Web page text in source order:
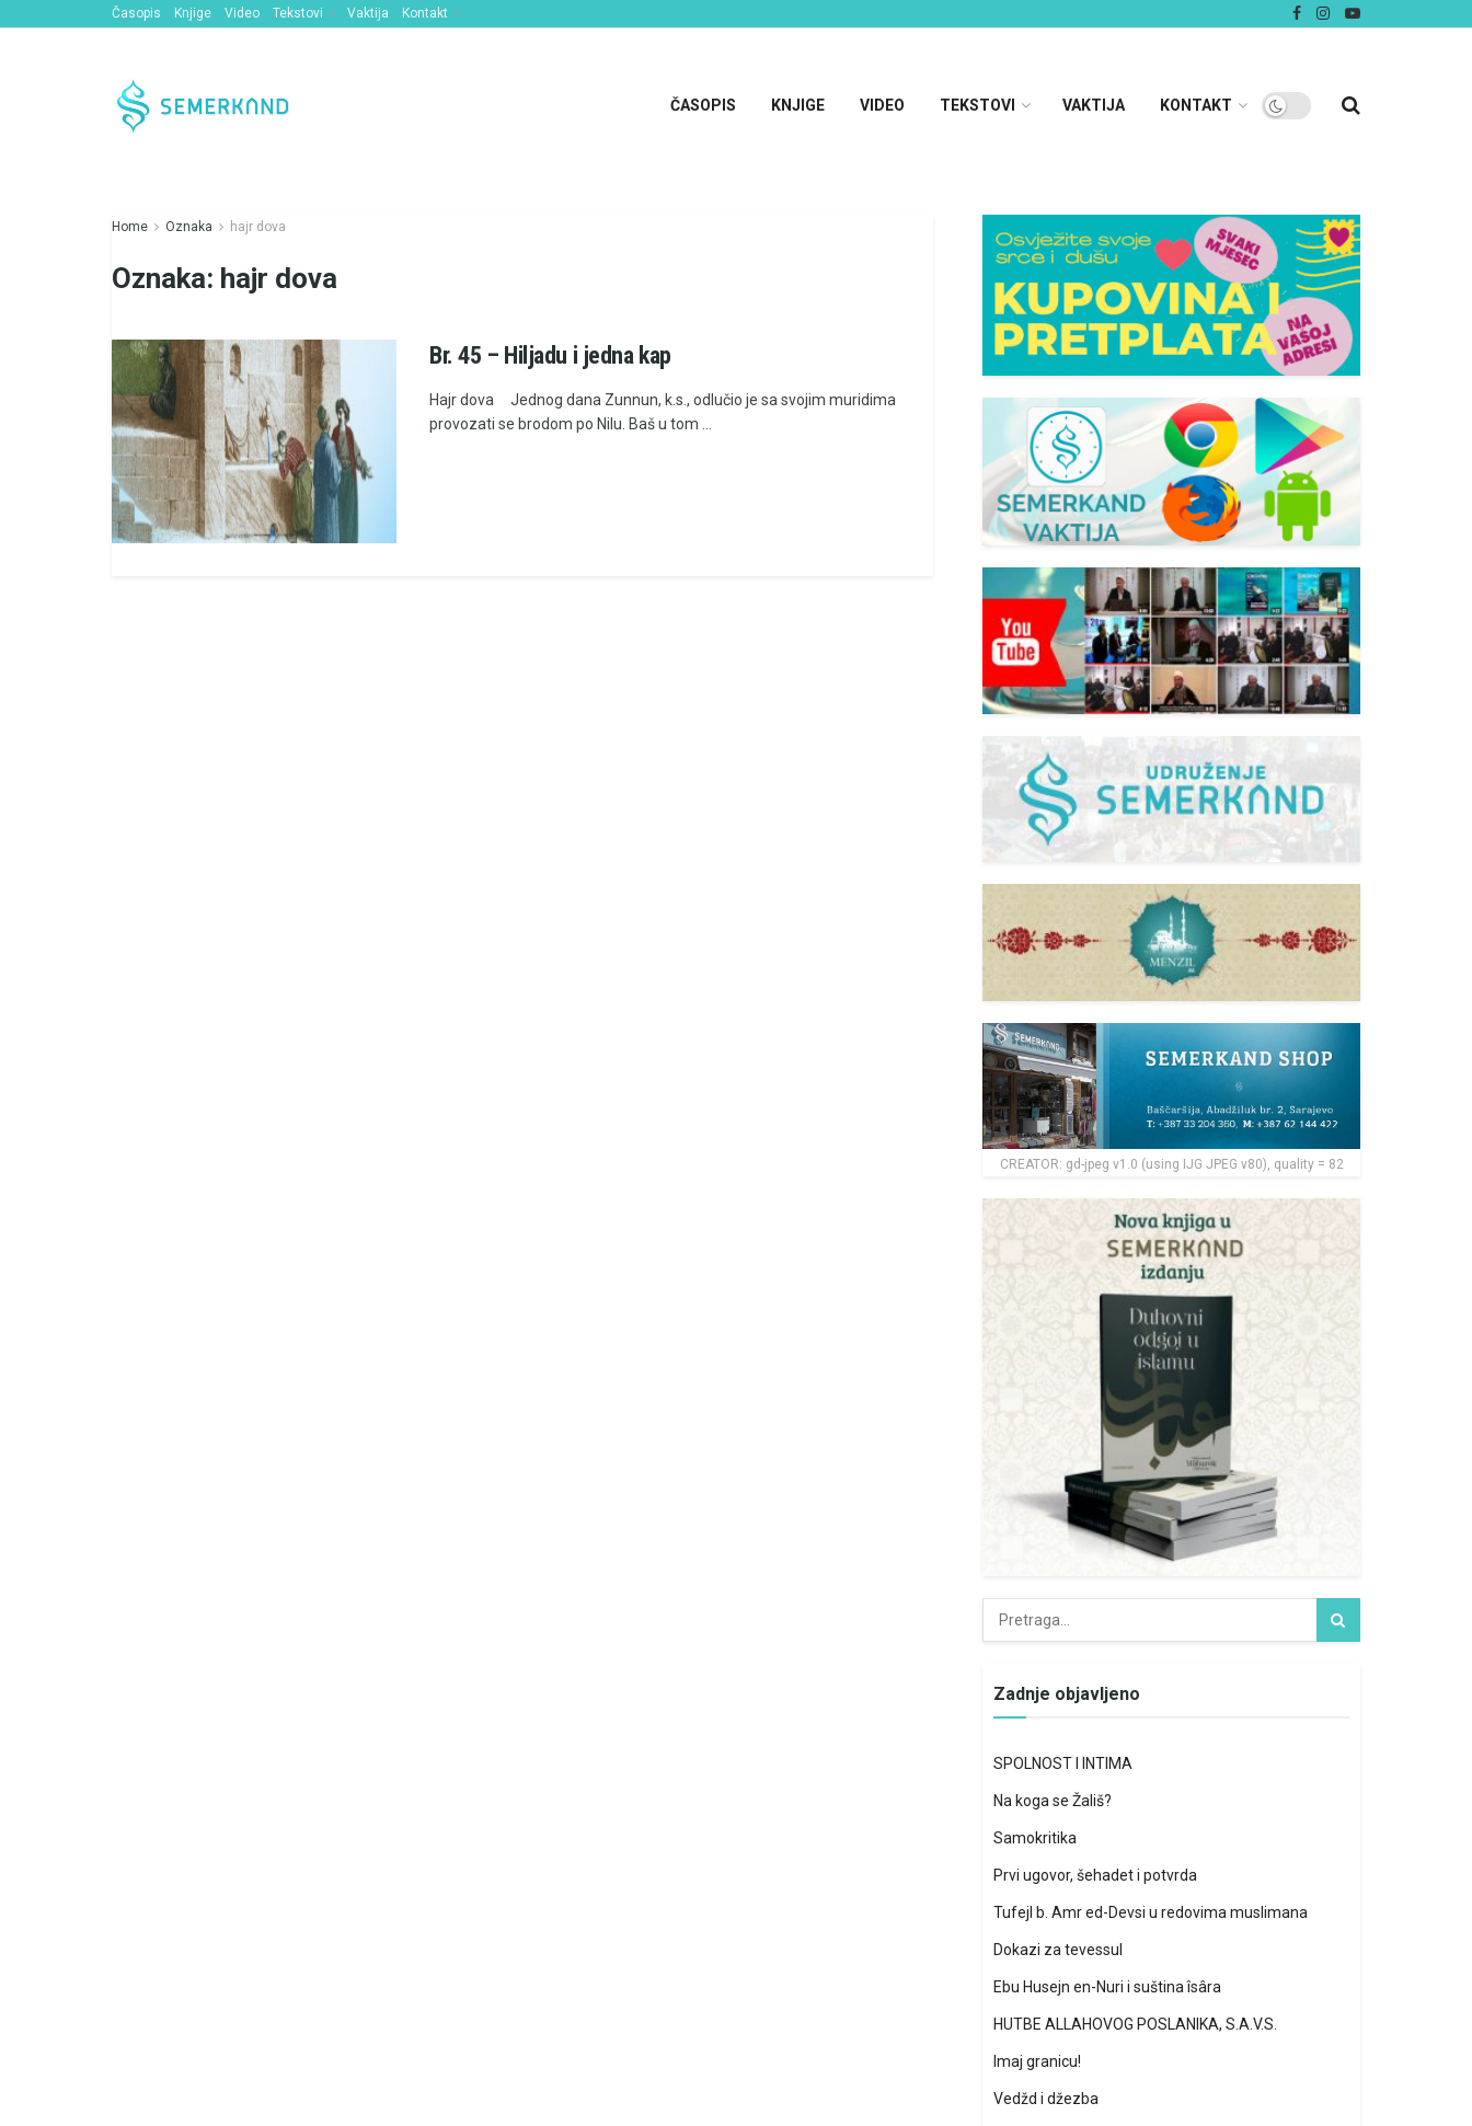
Časopis Knjige Video Tekstovi Vaktija Kontakt
ČASOPIS KNJIGE VIDEO TEKSTOVI VAKTIJA KONTAKT
Home Oznaka hajr dova
Oznaka: hajr dova
Br. 45 – Hiljadu i jedna kap
Hajr dova Jednog dana Zunnun, k.s., odlučio je sa svojim muridima
provozati se brodom po Nilu. Baš u tom ...
CREATOR: gd-jpeg v1.0 (using IJG JPEG v80), quality = 82
Zadnje objavljeno
SPOLNOST I INTIMA
Na koga se Žališ?
Samokritika
Prvi ugovor, šehadet i potvrda
Tufejl b. Amr ed-Devsi u redovima muslimana
Dokazi za tevessul
Ebu Husejn en-Nuri i suština îsâra
HUTBE ALLAHOVOG POSLANIKA, S.A.V.S.
Imaj granicu!
Vedžd i džezba